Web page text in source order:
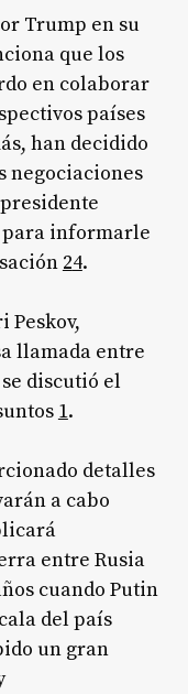
Trump en su
que los
en colaborar
países
han decidido
negociaciones
informarle
24.
Peskov,
llamada entre
discutió el
1.
detalles
a cabo
entre Rusia
cuando Putin
del país
un gran